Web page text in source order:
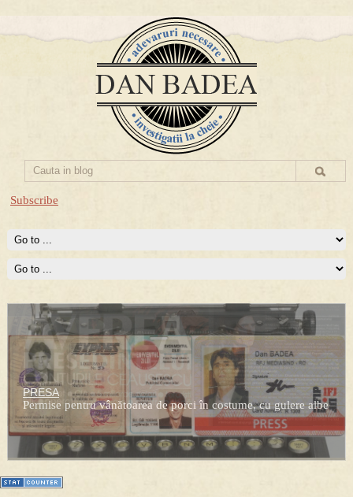
Subscribe
PRESA
Permise pentru vânătoarea de porci în costume, cu gulere albe
Prima mea carte publicata (Nemira)
Averea Presedintelui: prima lucrare despre controversatele
conturi secrete ale Securitatii.